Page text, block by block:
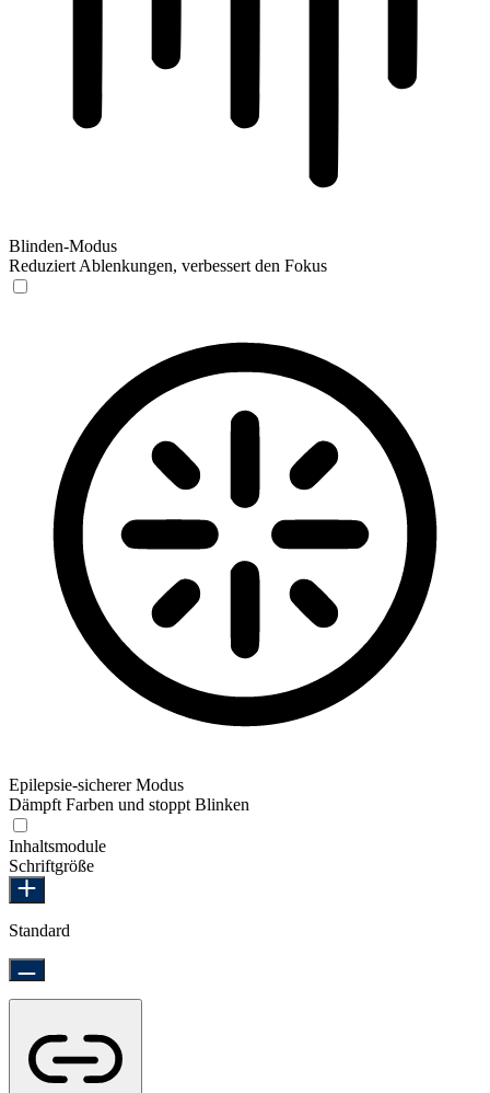
Blinden-Modus
Reduziert Ablenkungen, verbessert den Fokus
Epilepsie-sicherer Modus
Dämpft Farben und stoppt Blinken
Inhaltsmodule
Schriftgröße
Standard